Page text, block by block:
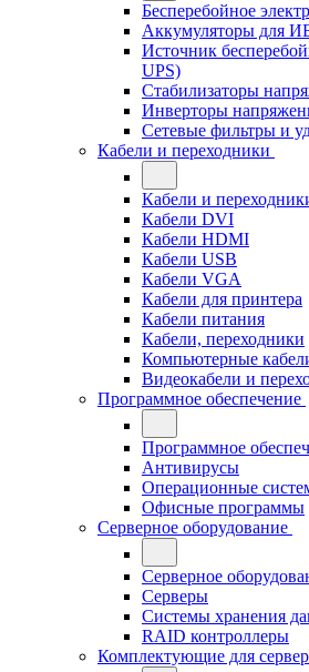
Бесперебойное
Аккумуляторы для
Источник
UPS)
Стабилизаторы
Инверторы
Сетевые фильтры и
Кабели и переходники
Кабели и
Кабели DVI
Кабели HDMI
Кабели USB
Кабели VGA
Кабели для принтера
Кабели питания
Кабели, переходники
Компьютерные
Видеокабели и
Программное обеспечение
Программное
Антивирусы
Операционные
Офисные программы
Серверное оборудование
Серверное
Серверы
Системы хранения
RAID контроллеры
Комплектующие для